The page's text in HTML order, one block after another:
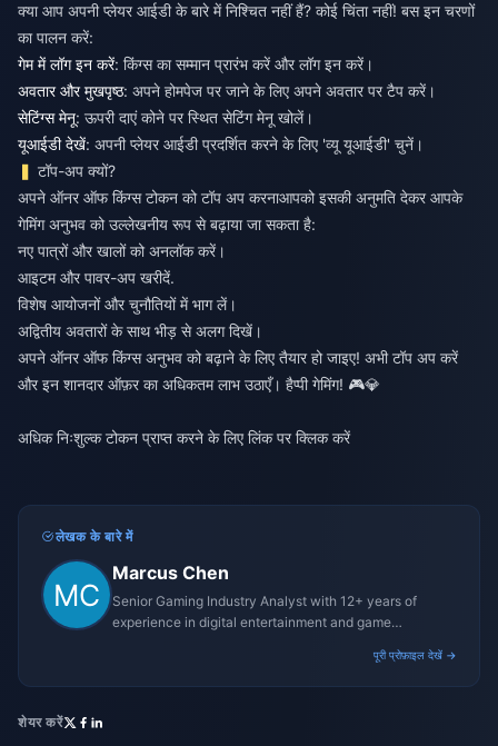
क्या आप अपनी प्लेयर आईडी के बारे में निश्चित नहीं हैं? कोई चिंता नहीं! बस इन चरणों
का पालन करें:
गेम में लॉग इन करें: किंग्स का सम्मान प्रारंभ करें और लॉग इन करें।
अवतार और मुखपृष्ठ: अपने होमपेज पर जाने के लिए अपने अवतार पर टैप करें।
सेटिंग्स मेनू: ऊपरी दाएं कोने पर स्थित सेटिंग मेनू खोलें।
यूआईडी देखें: अपनी प्लेयर आईडी प्रदर्शित करने के लिए 'व्यू यूआईडी' चुनें।
टॉप-अप क्यों?
अपने ऑनर ऑफ किंग्स टोकन को टॉप अप करनाआपको इसकी अनुमति देकर आपके
गेमिंग अनुभव को उल्लेखनीय रूप से बढ़ाया जा सकता है:
नए पात्रों और खालों को अनलॉक करें।
आइटम और पावर-अप खरीदें.
विशेष आयोजनों और चुनौतियों में भाग लें।
अद्वितीय अवतारों के साथ भीड़ से अलग दिखें।
अपने ऑनर ऑफ किंग्स अनुभव को बढ़ाने के लिए तैयार हो जाइए! अभी टॉप अप करें
और इन शानदार ऑफ़र का अधिकतम लाभ उठाएँ। हैप्पी गेमिंग! 🎮💎
अधिक निःशुल्क टोकन प्राप्त करने के लिए लिंक पर क्लिक करें
लेखक के बारे में
Marcus Chen
Senior Gaming Industry Analyst with 12+ years of
experience in digital entertainment and game
पूरी प्रोफ़ाइल देखें →
शेयर करें